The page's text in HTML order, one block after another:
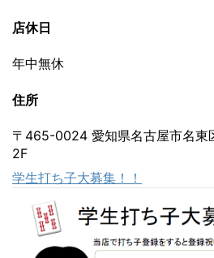
店休日
年中無休
住所
〒465-0024 愛知県名古屋市名東
2F
学生打ち子大募集！！